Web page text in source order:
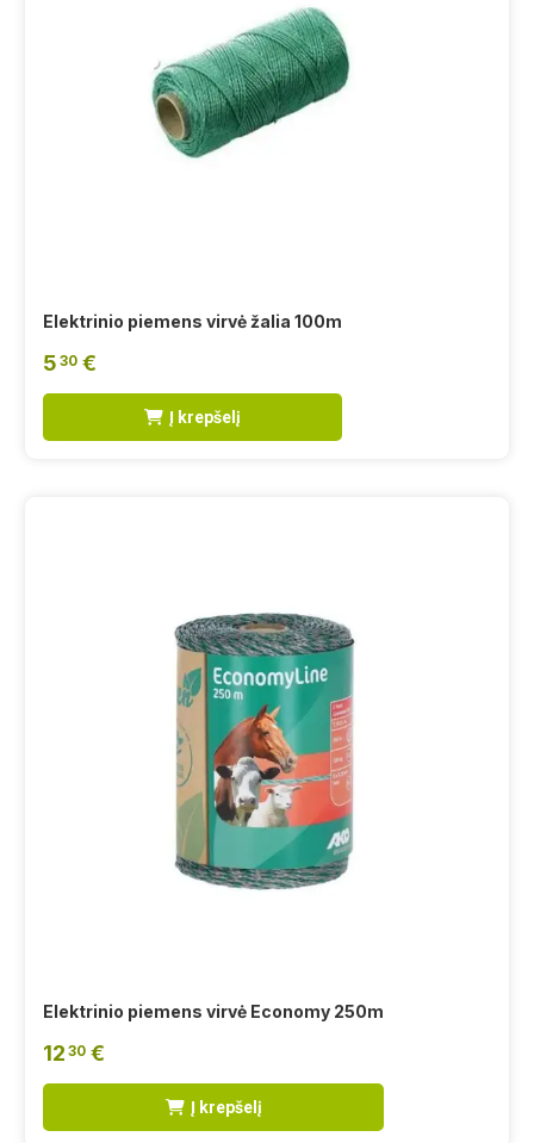
Elektrinio piemens virvė žalia 100m
5 30 €
Į krepšelį
Elektrinio piemens virvė Economy 250m
12 30 €
Į krepšelį